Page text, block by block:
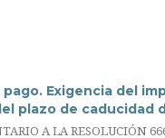
Exigencia del
plazo de caducidad
A LA RESOLUCIÓN